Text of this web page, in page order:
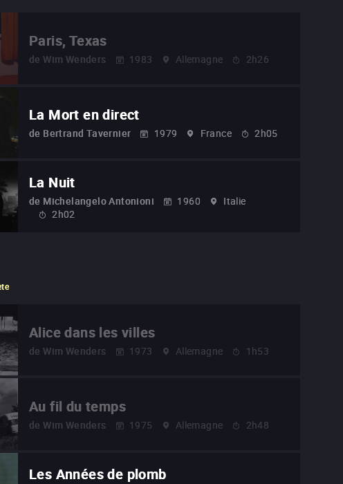
Paris, Texas
de Wim Wenders 1983 Allemagne 2h26
La Mort en direct
de Bertrand Tavernier 1979 France 2h05
La Nuit
de Michelangelo Antonioni 1960
Italie
2h02
Alice dans les villes
de Wim Wenders 1973 Allemagne 1h53
Au fil du temps
de Wim Wenders 1975 Allemagne 2h48
Les Années de plomb